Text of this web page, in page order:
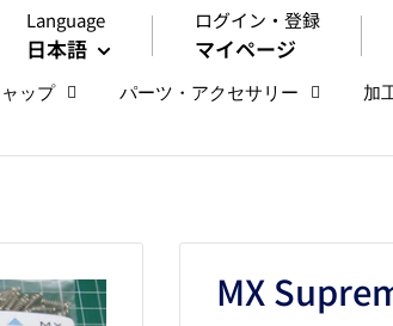
Language
日本語
ログイン・登録
マイページ
ップ パーツ・アクセサリー 加
MX